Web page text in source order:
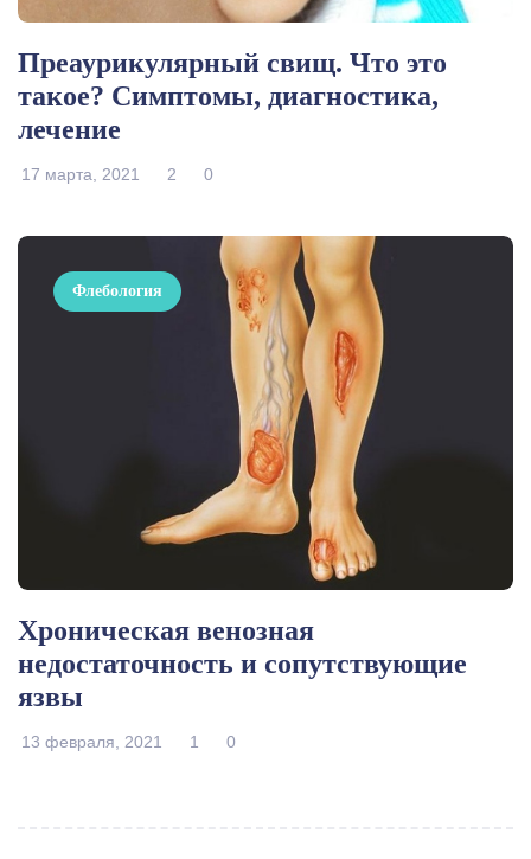
Преаурикулярный свищ. Что это
такое? Симптомы, диагностика,
лечение
17 марта, 2021 2 0
Флебология
Хроническая венозная
недостаточность и сопутствующие
язвы
13 февраля, 2021 1 0